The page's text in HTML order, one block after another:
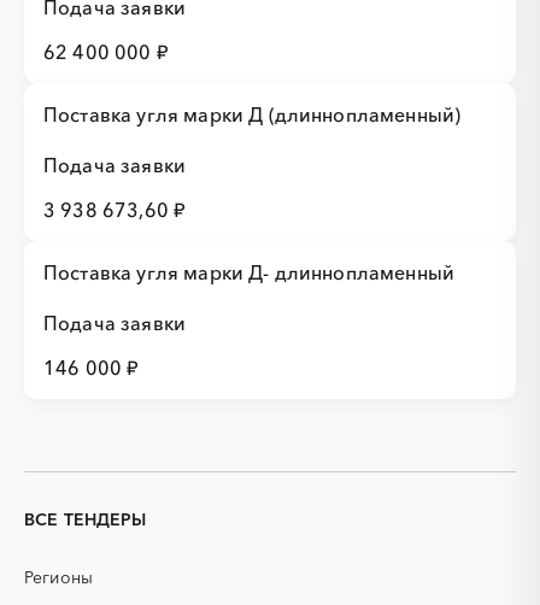
Подача заявки
62 400 000 ₽
Поставка угля марки Д (длиннопламенный)
Подача заявки
3 938 673,60 ₽
Поставка угля марки Д- длиннопламенный
Подача заявки
146 000 ₽
ВСЕ ТЕНДЕРЫ
Регионы